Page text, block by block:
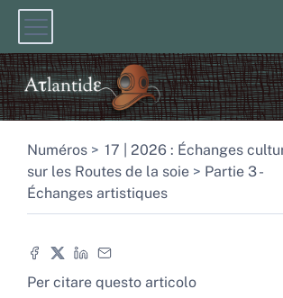
Numéros
17 | 2026 : Échanges
sur les Routes de la soie
Partie 3 -
Échanges artistiques
Per citare questo articolo